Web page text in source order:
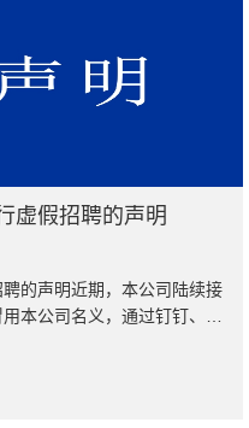
虚假招聘的声明
的声明近期，本公司陆续接
本公司名义，通过钉钉、腾
联系方式等），并以“需到
关人员前往指定城市的情